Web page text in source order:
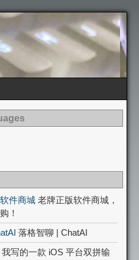
件商城 老牌正版软件商城，
！
落格智聊 | ChatAI
我写的一款 iOS 平台双拼输